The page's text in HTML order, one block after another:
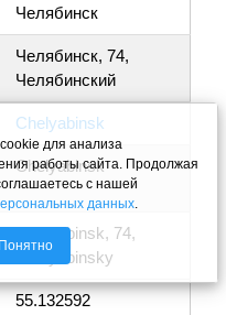
Челябинск
Челябинск, 74,
Челябинский
Chelyabinsk
Chelyabinsk
Chelyabinsk, 74,
Chelyabinsky
55.132592
для анализа
работы сайта. Продолжая
с нашей
данных.
Понятно